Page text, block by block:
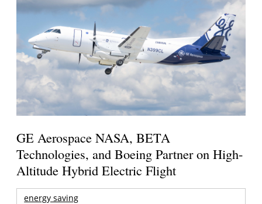
GE Aerospace NASA, BETA
Technologies, and Boeing Partner on High-
Altitude Hybrid Electric Flight
energy saving